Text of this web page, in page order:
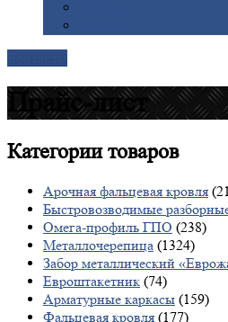
Прайс-лист
Категориитоваров
Арочная фальцевая кровля
Быстровозводимые
Омега-профиль ГПО (238)
Металлочерепица (1324)
Забор металлический
Евроштакетник (74)
Арматурные каркасы (159)
Фальцевая кровля (177)